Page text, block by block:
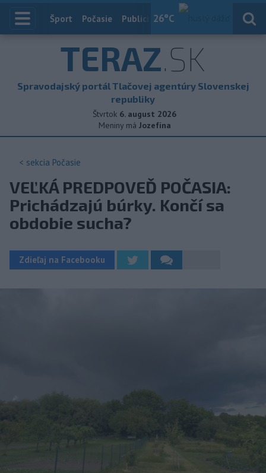
26°C
Index
Šport Počasie Publicistika
TERAZ.SK
Spravodajský portál Tlačovej agentúry Slovenskej
republiky
Štvrtok 6. august 2026
Meniny má Jozefína
< sekcia Počasie
VEĽKÁ PREDPOVEĎ POČASIA:
Prichádzajú búrky. Končí sa
obdobie sucha?
Zdieľaj na Facebooku